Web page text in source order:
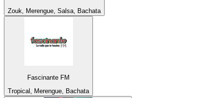
Zouk, Merengue, Salsa, Bachata
Fascinante FM
Tropical, Merengue, Bachata